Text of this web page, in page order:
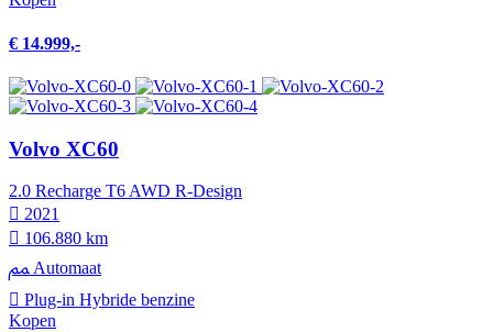
€ 14.999,-
Volvo XC60
2.0 Recharge T6 AWD R-Design
2021
106.880 km
Automaat
Plug-in Hybride benzine
Kopen